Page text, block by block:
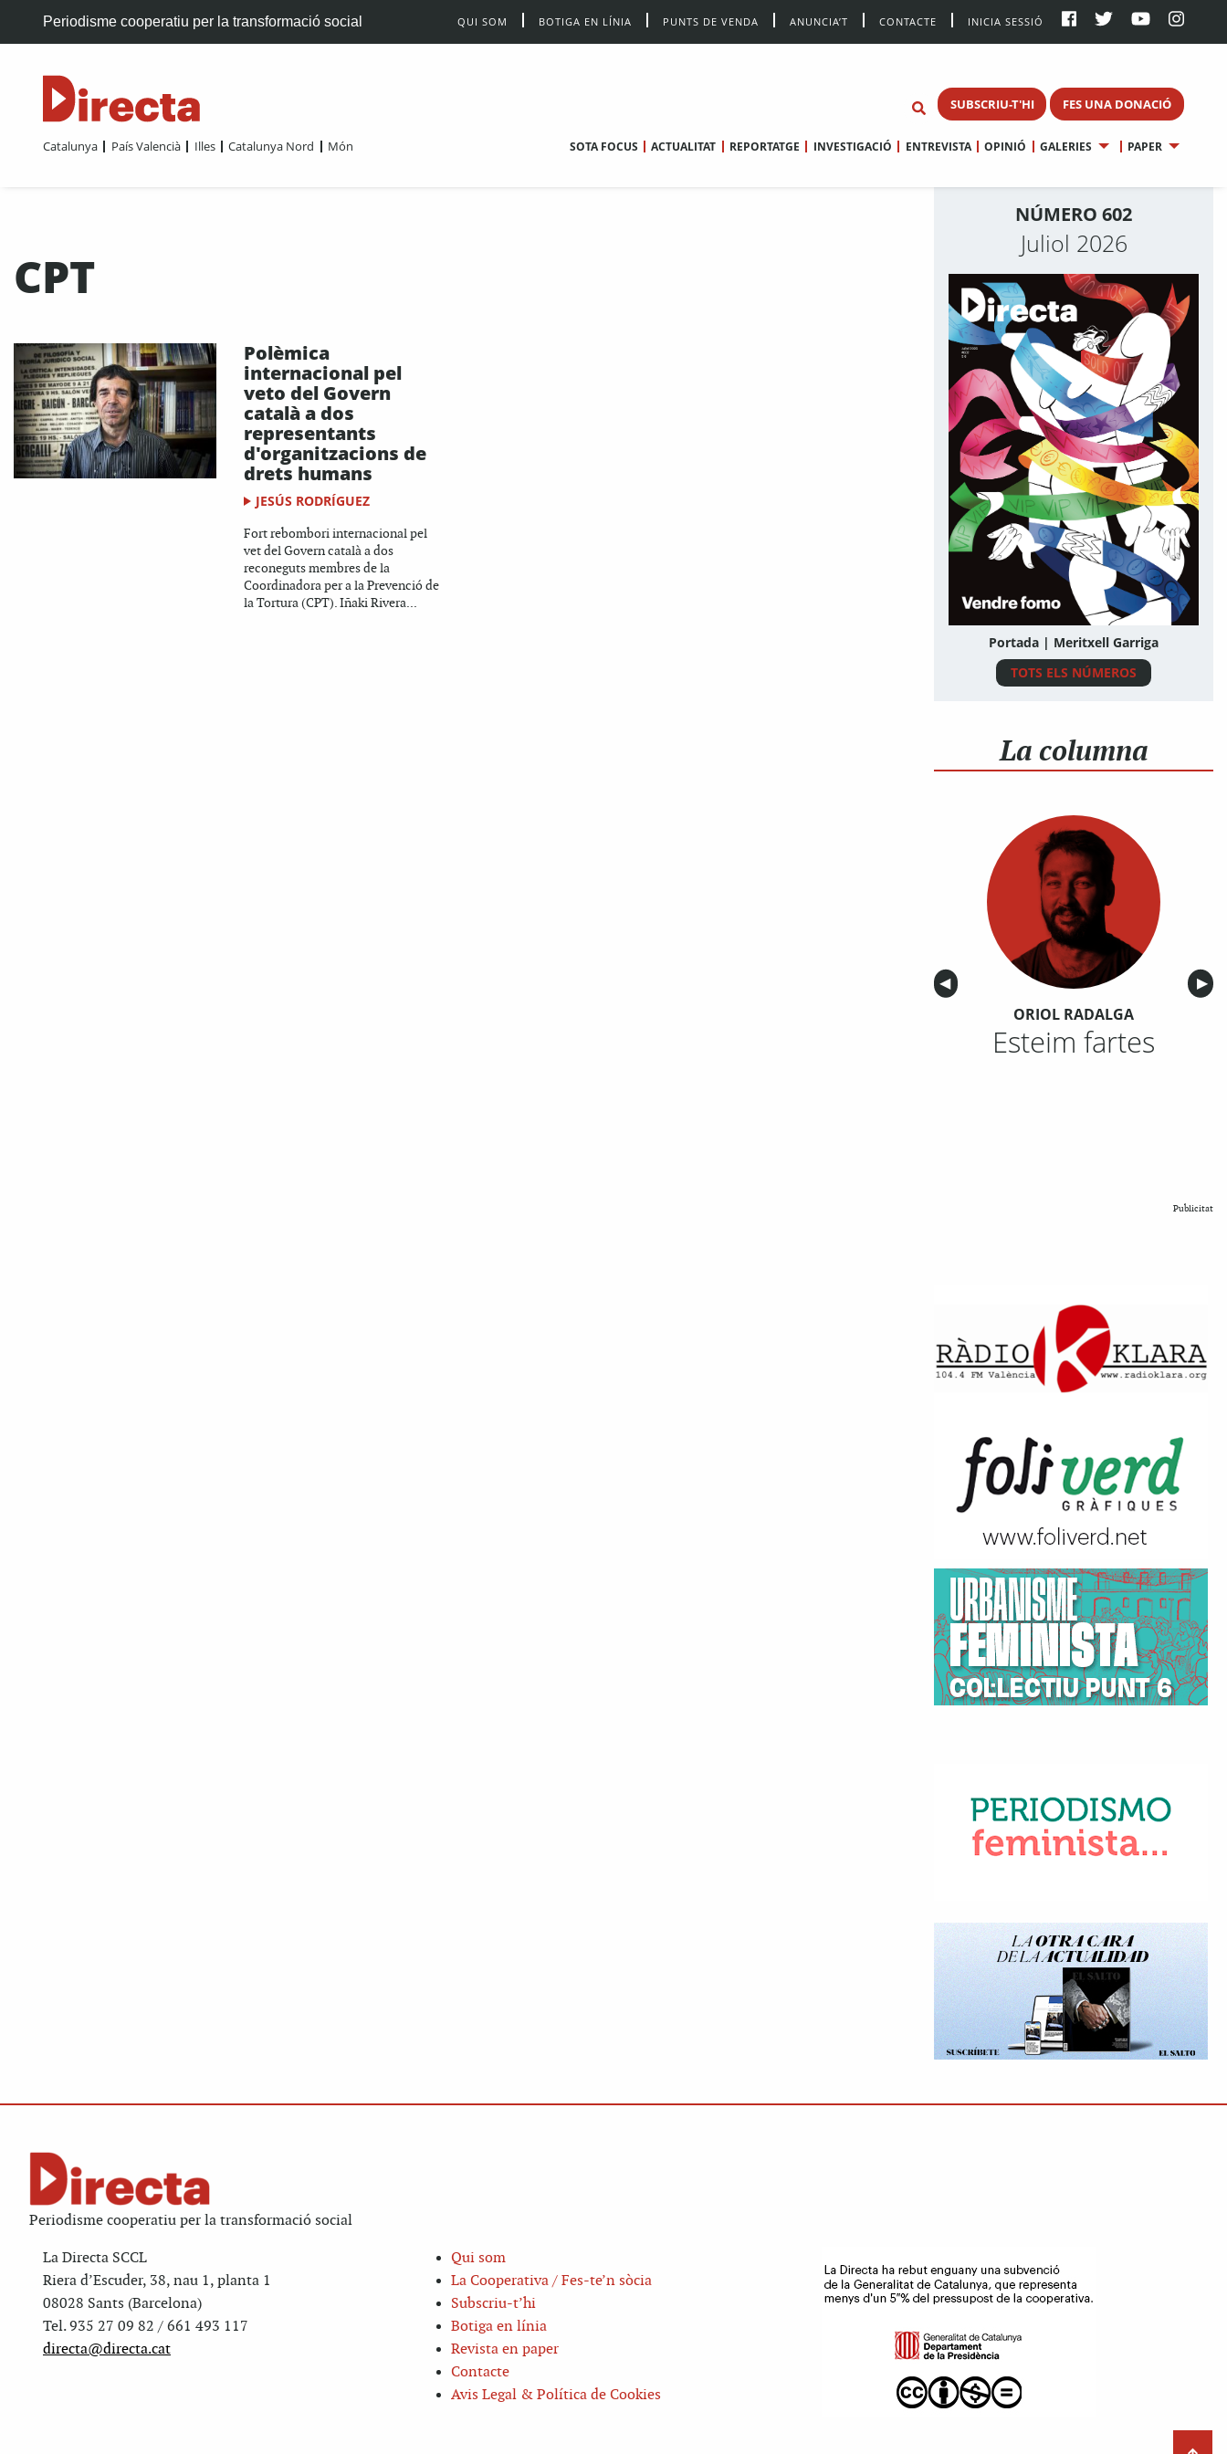
Periodisme cooperatiu per la transformació social QUI SOM BOTIGA EN LÍNIA PUNTS DE VENDA ANUNCIA’T CONTACTE INICIA SESSIÓ
SUBSCRIU-T'HI FES UNA DONACIÓ
Catalunya País Valencià Illes Catalunya Nord Món SOTA FOCUS ACTUALITAT REPORTATGE INVESTIGACIÓ ENTREVISTA OPINIÓ GALERIES PAPER
CPT
Polèmica
internacional pel
veto del Govern
català a dos
representants
d'organitzacions de
drets humans
JESÚS RODRÍGUEZ
Fort rebombori internacional pel
vet del Govern català a dos
reconeguts membres de la
Coordinadora per a la Prevenció de
la Tortura (CPT). Iñaki Rivera...
NÚMERO 602
Juliol 2026
Portada | Meritxell Garriga
TOTS ELS NÚMEROS
La columna
Anterior
◀︎ ▶︎
ORIOL RADALGA
Esteim fartes
Publicitat
Periodisme cooperatiu per la transformació social
La Directa SCCL
Riera d’Escuder, 38, nau 1, planta 1
08028 Sants (Barcelona)
Tel. 935 27 09 82 / 661 493 117
directa@directa.cat
Qui som
La Cooperativa / Fes-te’n sòcia
Subscriu-t’hi
Botiga en línia
Revista en paper
Contacte
Avis Legal & Política de Cookies